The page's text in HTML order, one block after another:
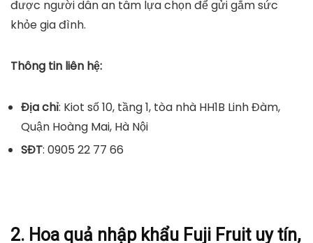
được người dân an tâm lựa chọn để gửi gắm sức
khỏe gia đình.
Thông tin liên hệ:
Địa chỉ: Kiot số 10, tầng 1, tòa nhà HH1B Linh Đàm,
Quận Hoàng Mai, Hà Nội
SĐT: 0905 22 77 66
2. Hoa quả nhập khẩu Fuji Fruit uy tín,